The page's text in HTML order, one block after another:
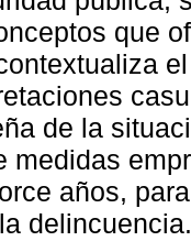
que
de la
medidas
años,
delincuencia.